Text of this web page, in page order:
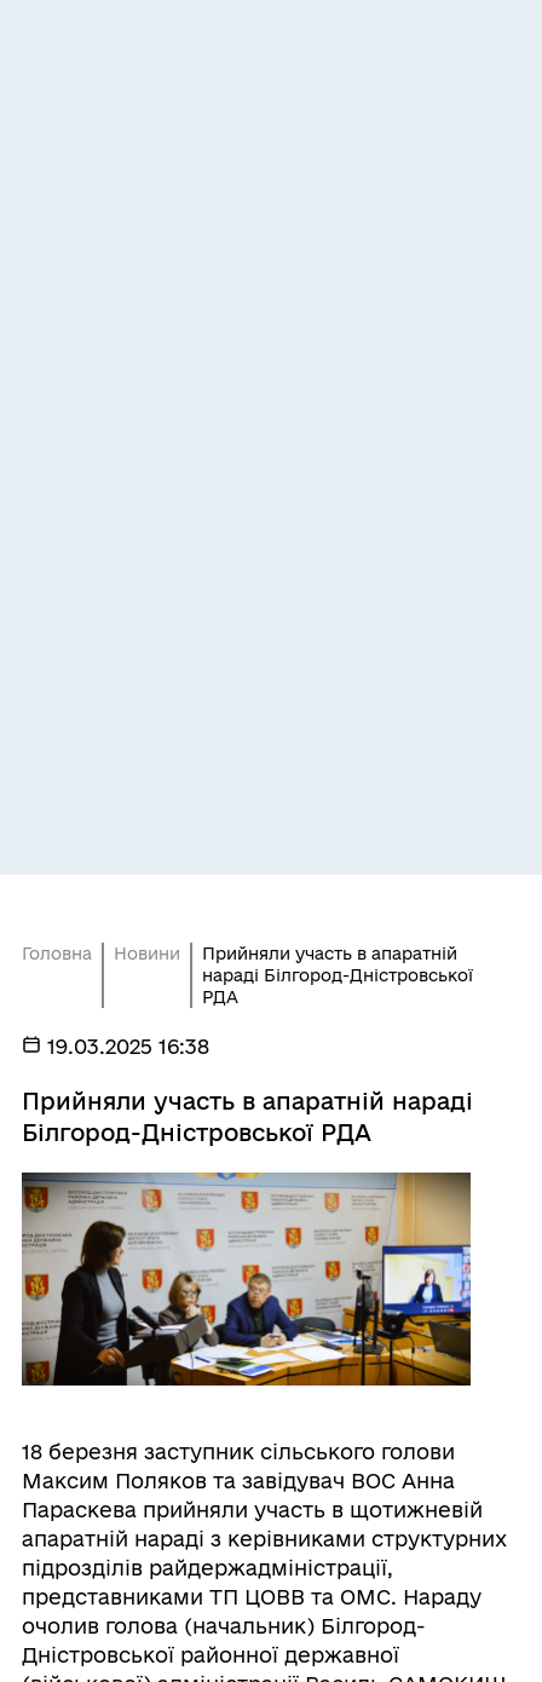
Головна Новини
Прийняли участь в апаратній
нараді Білгород-Дністровської
РДА
19.03.2025 16:38
Прийняли участь в апаратній нараді
Білгород-Дністровської РДА
18 березня заступник сільського голови
Максим Поляков та завідувач ВОС Анна
Параскева прийняли участь в щотижневій
апаратній нараді з керівниками структурних
підрозділів райдержадміністрації,
представниками ТП ЦОВВ та ОМС. Нараду
очолив голова (начальник) Білгород-
Дністровської районної державної